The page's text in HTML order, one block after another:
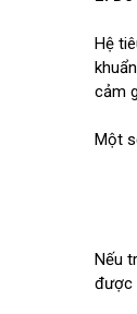
Hệ
cảm
Một
Nếu
được